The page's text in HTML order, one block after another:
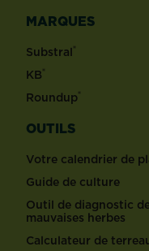
MARQUES
Substral®
KB®
Roundup®
OUTILS
Votre calendrier de
Guide de culture
Outil de diagnostic
mauvaises herbes
Calculateur de